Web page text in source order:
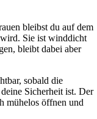
bleibst du auf dem
Sie ist winddicht
bleibt dabei aber
sobald die
Sicherheit ist. Der
mühelos öffnen und